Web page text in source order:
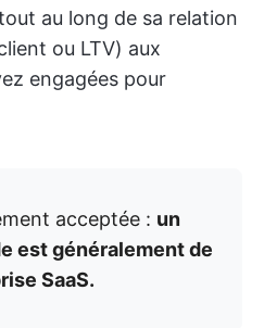
au long de sa relation
ou LTV) aux
engagées pour
acceptée : un
est généralement de
SaaS.